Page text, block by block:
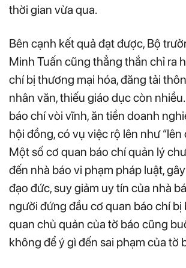
thời gian vừa qua.
Bên cạnh kết quả đạt được, Bộ
Minh Tuấn cũng thẳng thắn chỉ ra
chí bị thương mại hóa, đăng tải
nhân văn, thiếu giáo dục còn
báo chí vòi vĩnh, ăn tiền doanh
hội đồng, có vụ việc rộ lên như “lên
Một số cơ quan báo chí quản lý
đến nhà báo vi phạm pháp luật,
đạo đức, suy giảm uy tín của nhà
người đứng đầu cơ quan báo chí bị
quan chủ quản của tờ báo cũng
không để ý gì đến sai phạm của tờ